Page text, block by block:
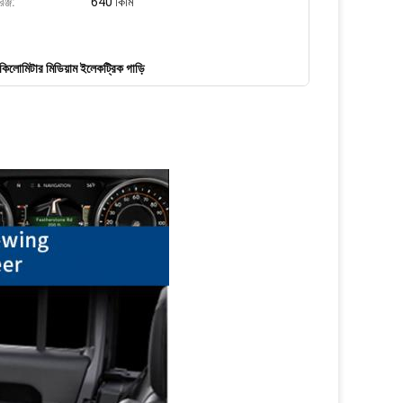
মিডিয়াম ইলেকট্রিক গাড়ি